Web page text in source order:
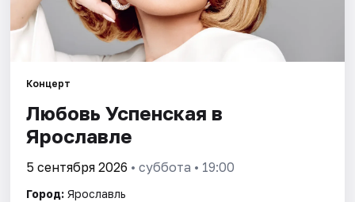
События
Площадки
Артисты
Концерт
Любовь Успенская в
Ярославле
5 сентября 2026 • суббота • 19:00
Город: Ярославль